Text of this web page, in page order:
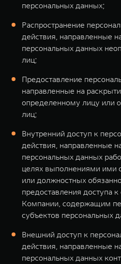
персональных данных;
Распространение
действия, направленные
персональных данных
лиц;
Предоставление
направленные на
определенному лицу или
лиц;
Внутренний доступ к
действия, направленные
персональных данных
целях выполнениями ими
или должностных
предоставления доступа
Компании, содержащим
субъектов персональных
Внешний доступ к
действия, направленные
персональных данных